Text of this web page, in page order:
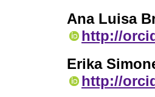
Ana Luisa
http://
Erika
http://